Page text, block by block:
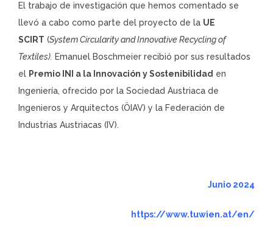
El trabajo de investigación que hemos comentado se
llevó a cabo como parte del proyecto de la UE
SCIRT (System Circularity and Innovative Recycling of
Textiles). Emanuel Boschmeier recibió por sus resultados
el Premio INI a la Innovación y Sostenibilidad en
Ingeniería, ofrecido por la Sociedad Austriaca de
Ingenieros y Arquitectos (ÖIAV) y la Federación de
Industrias Austriacas (IV).
Junio 2024
https://www.tuwien.at/en/